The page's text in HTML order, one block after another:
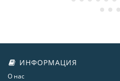
ИНФОРМАЦИЯ
О нас